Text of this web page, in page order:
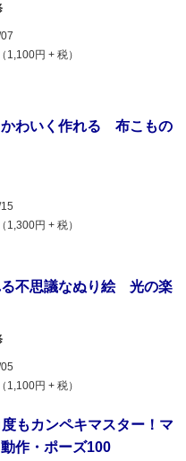
1,100円 + 税）
かわいく作れる 布こもの
1,300円 + 税）
る不思議なぬり絵 光の楽
1,100円 + 税）
もカンペキマスター！マ
作・ポーズ100